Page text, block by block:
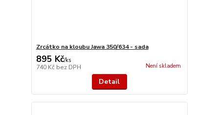
Zrcátko na kloubu Jawa 350/634 - sada
895 Kč/ks
740 Kč bez DPH Není skladem
Detail